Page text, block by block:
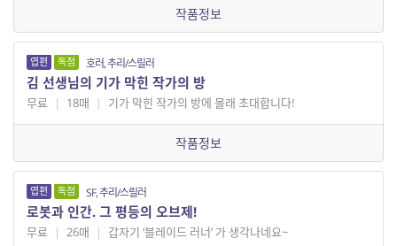
작품정보
엽편 독점 호러, 추리/스릴러
김 선생님의 기가 막힌 작가의 방
무료 | 18매 | 기가 막힌 작가의 방에 몰래 초대합니다!
작품정보
엽편 독점 SF, 추리/스릴러
로봇과 인간. 그 평등의 오브제!
무료 | 26매 | 갑자기 ‘블레이드 러너’ 가 생각나네요~